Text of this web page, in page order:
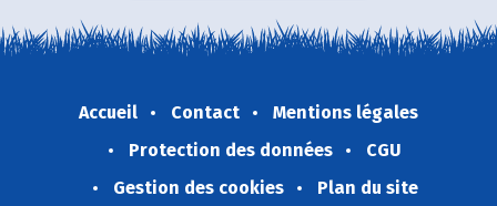
Accueil Contact
Mentions légales
Protection des données
CGU
Gestion des cookies
Plan du site